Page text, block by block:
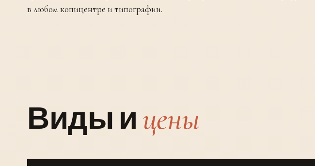
в любом копицентре и типографии.
Виды ицены